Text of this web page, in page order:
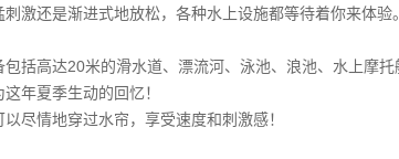
激还是渐进式地放松，各种水上设施都等待着你来体
括高达20米的滑水道、漂流河、泳池、浪池、水上摩
年夏季生动的回忆！
尽情地穿过水帘，享受速度和刺激感！